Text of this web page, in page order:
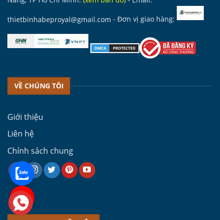
thietbinhabeproyal@gmail.com - Đơn vị giao hàng:
VỀ CHÚNG TÔI
Giới thiệu
Liên hệ
Chính sách chung